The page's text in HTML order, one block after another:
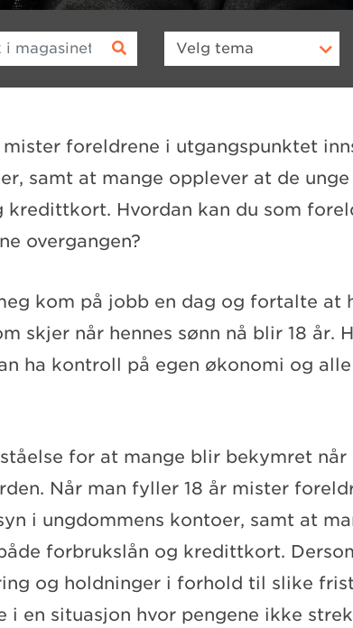
magasinet Velg tema
mister foreldrene i utgangspunktet
samt at mange opplever at de
kredittkort. Hvordan kan du som
overgangen?
kom på jobb en dag og fortalte at
skjer når hennes sønn nå blir 18 år.
ha kontroll på egen økonomi og
for at mange blir bekymret når
Når man fyller 18 år mister
i ungdommens kontoer, samt at
forbrukslån og kredittkort.
og holdninger i forhold til slike
i en situasjon hvor pengene ikke